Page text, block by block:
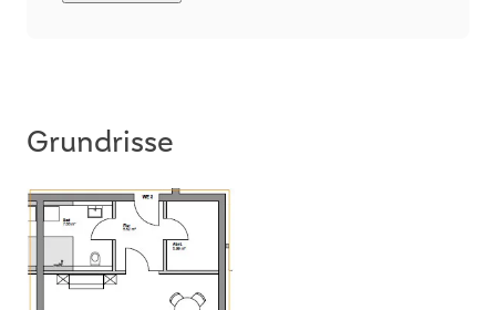
Wohnung persönlich bei einer Besichtigung.
WICHTIGER Hinweis!
Die von Kunden angefragten Exposés werden
häufiger mal als SPAM gekennzeichnet. Daher
bitten wir Sie auch in Ihrem SPAM-Ordner zu
schauen, wenn Sie von uns ein Exposé
erwarten.
Vielen Dank für Ihr Verständnis.
Grundrisse